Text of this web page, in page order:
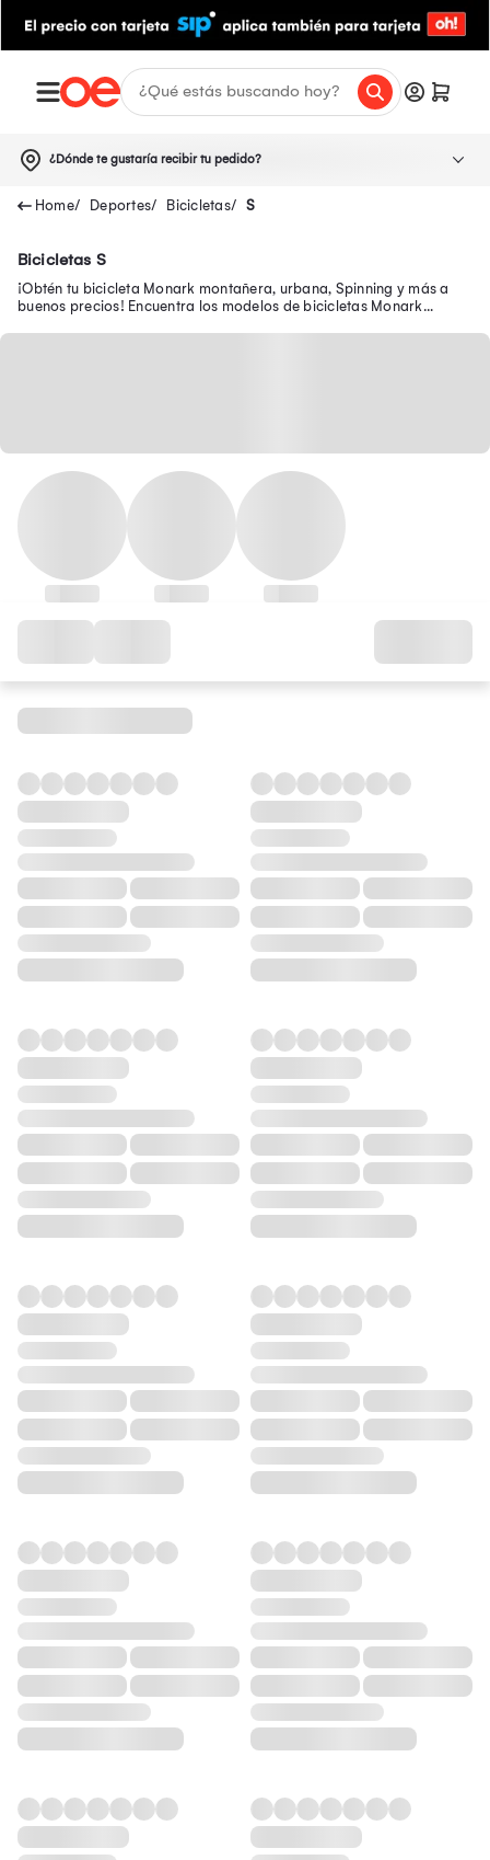
¿Dónde te gustaría recibir tu pedido?
Deportes Bicicletas S
Bicicletas S
¡Obtén tu bicicleta Monark montañera, urbana, Spinning y más a
buenos precios! Encuentra los modelos de bicicletas Monark